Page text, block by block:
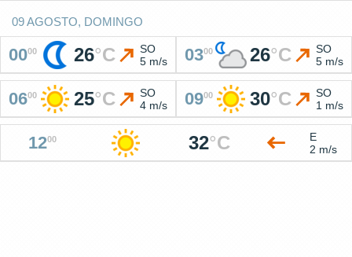
09 AGOSTO, DOMINGO
0000 26°C
SO
5 m/s
0300 26°C
SO
5 m/s
0600 25°C
SO
4 m/s
0900 30°C
SO
1 m/s
1200 32°C
E
2 m/s